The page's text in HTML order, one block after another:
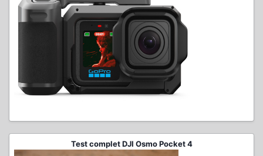
Test complet DJI Osmo Pocket 4